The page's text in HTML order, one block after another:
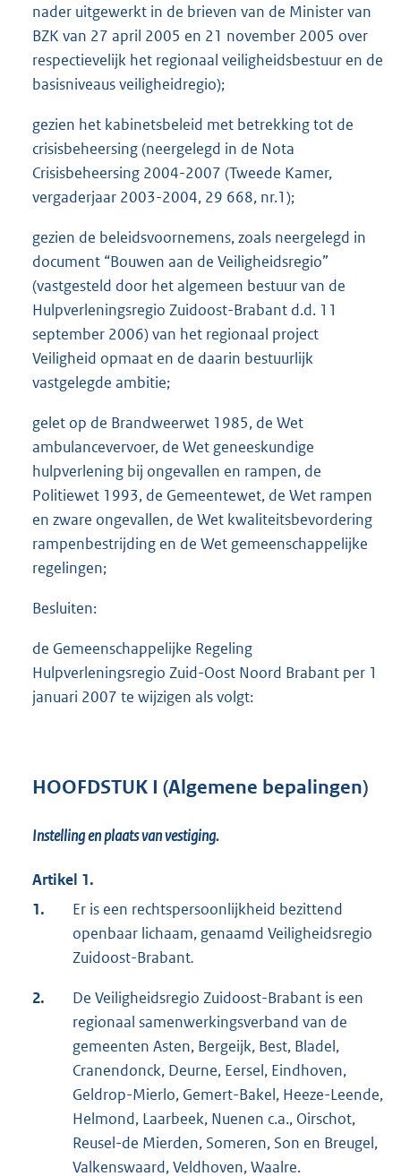
nader uitgewerkt in de brieven van de Minister van
BZK van 27 april 2005 en 21 november 2005 over
respectievelijk het regionaal veiligheidsbestuur en de
basisniveaus veiligheidregio);
gezien het kabinetsbeleid met betrekking tot de
crisisbeheersing (neergelegd in de Nota
Crisisbeheersing 2004-2007 (Tweede Kamer,
vergaderjaar 2003-2004, 29 668, nr.1);
gezien de beleidsvoornemens, zoals neergelegd in
document “Bouwen aan de Veiligheidsregio”
(vastgesteld door het algemeen bestuur van de
Hulpverleningsregio Zuidoost-Brabant d.d. 11
september 2006) van het regionaal project
Veiligheid opmaat en de daarin bestuurlijk
vastgelegde ambitie;
gelet op de Brandweerwet 1985, de Wet
ambulancevervoer, de Wet geneeskundige
hulpverlening bij ongevallen en rampen, de
Politiewet 1993, de Gemeentewet, de Wet rampen
en zware ongevallen, de Wet kwaliteitsbevordering
rampenbestrijding en de Wet gemeenschappelijke
regelingen;
Besluiten:
de Gemeenschappelijke Regeling
Hulpverleningsregio Zuid-Oost Noord Brabant per 1
januari 2007 te wijzigen als volgt:
HOOFDSTUK I (Algemene bepalingen)
Instelling en plaats van vestiging.
Artikel 1.
1.
Er is een rechtspersoonlijkheid bezittend
openbaar lichaam, genaamd Veiligheidsregio
Zuidoost-Brabant.
2.
De Veiligheidsregio Zuidoost-Brabant is een
regionaal samenwerkingsverband van de
gemeenten Asten, Bergeijk, Best, Bladel,
Cranendonck, Deurne, Eersel, Eindhoven,
Geldrop-Mierlo, Gemert-Bakel, Heeze-Leende,
Helmond, Laarbeek, Nuenen c.a., Oirschot,
Reusel-de Mierden, Someren, Son en Breugel,
Valkenswaard, Veldhoven, Waalre.